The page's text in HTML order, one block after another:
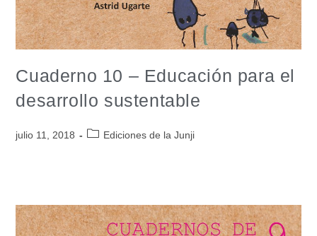
Cuaderno 10 – Educación para el
desarrollo sustentable
julio 11, 2018 Ediciones de la Junji